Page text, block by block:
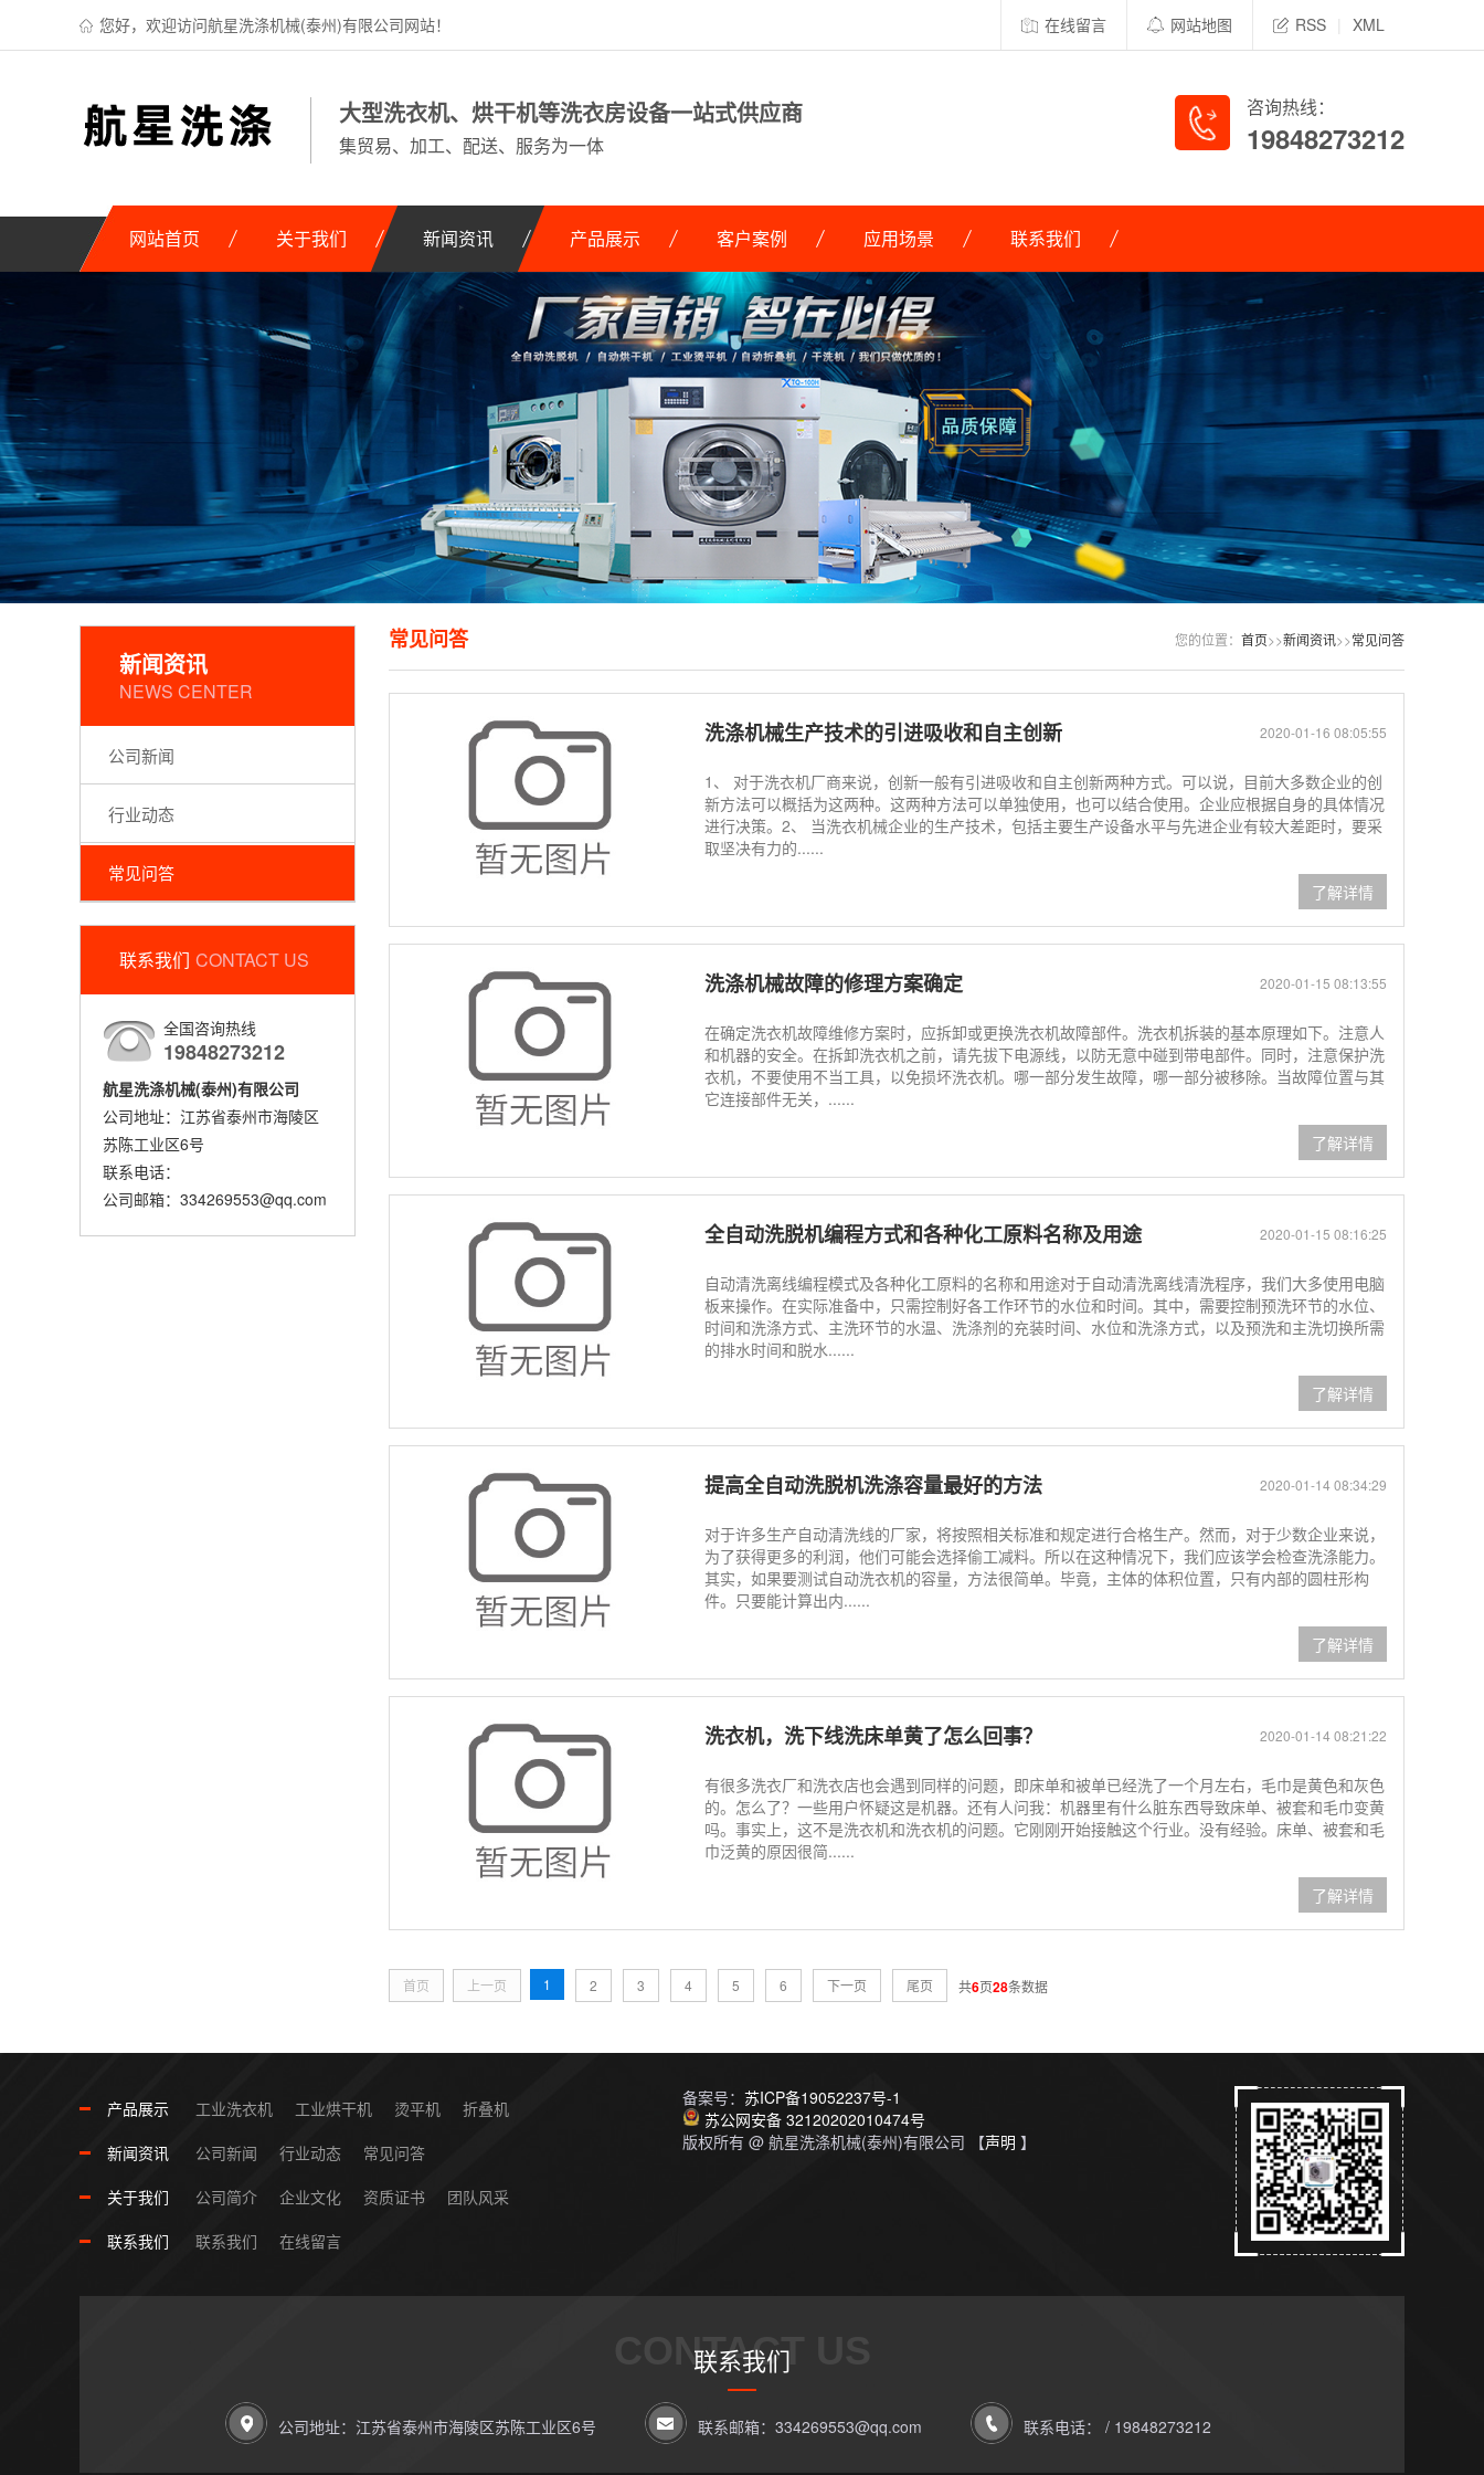
您好，欢迎访问航星洗涤机械(泰州)有限公司网站！ 在线留言 网站地图 RSS XML
大型洗衣机、烘干机等洗衣房设备一站式供应商
集贸易、加工、配送、服务为一体
咨询热线：
19848273212
网站首页 关于我们 新闻资讯 产品展示 客户案例 应用场景 联系我们
新闻资讯
NEWS CENTER
公司新闻
行业动态
常见问答
联系我们 CONTACT US
全国咨询热线
19848273212
航星洗涤机械(泰州)有限公司
公司地址：江苏省泰州市海陵区
苏陈工业区6号
联系电话：
公司邮箱：334269553@qq.com
您的位置： 首页>>新闻资讯>>常见问答
常见问答
2020-01-16 08:05:55
洗涤机械生产技术的引进吸收和自主创新
1、 对于洗衣机厂商来说，创新一般有引进吸收和自主创新两种方式。可以说，目前大多数企业的创
新方法可以概括为这两种。这两种方法可以单独使用，也可以结合使用。企业应根据自身的具体情况
进行决策。2、 当洗衣机械企业的生产技术，包括主要生产设备水平与先进企业有较大差距时，要采
取坚决有力的......
了解详情
2020-01-15 08:13:55
洗涤机械故障的修理方案确定
在确定洗衣机故障维修方案时，应拆卸或更换洗衣机故障部件。洗衣机拆装的基本原理如下。注意人
和机器的安全。在拆卸洗衣机之前，请先拔下电源线，以防无意中碰到带电部件。同时，注意保护洗
衣机，不要使用不当工具，以免损坏洗衣机。哪一部分发生故障，哪一部分被移除。当故障位置与其
它连接部件无关，......
了解详情
2020-01-15 08:16:25
全自动洗脱机编程方式和各种化工原料名称及用途
自动清洗离线编程模式及各种化工原料的名称和用途对于自动清洗离线清洗程序，我们大多使用电脑
板来操作。在实际准备中，只需控制好各工作环节的水位和时间。其中，需要控制预洗环节的水位、
时间和洗涤方式、主洗环节的水温、洗涤剂的充装时间、水位和洗涤方式，以及预洗和主洗切换所需
的排水时间和脱水......
了解详情
2020-01-14 08:34:29
提高全自动洗脱机洗涤容量最好的方法
对于许多生产自动清洗线的厂家，将按照相关标准和规定进行合格生产。然而，对于少数企业来说，
为了获得更多的利润，他们可能会选择偷工减料。所以在这种情况下，我们应该学会检查洗涤能力。
其实，如果要测试自动洗衣机的容量，方法很简单。毕竟，主体的体积位置，只有内部的圆柱形构
件。只要能计算出内......
了解详情
2020-01-14 08:21:22
洗衣机，洗下线洗床单黄了怎么回事？
有很多洗衣厂和洗衣店也会遇到同样的问题，即床单和被单已经洗了一个月左右，毛巾是黄色和灰色
的。怎么了？一些用户怀疑这是机器。还有人问我：机器里有什么脏东西导致床单、被套和毛巾变黄
吗。事实上，这不是洗衣机和洗衣机的问题。它刚刚开始接触这个行业。没有经验。床单、被套和毛
巾泛黄的原因很简......
了解详情
首页 上一页 1 2 3 4 5 6 下一页 尾页 共6页28条数据
产品展示 工业洗衣机 工业烘干机 烫平机
折叠机
新闻资讯
公司新闻 行业动态
常见问答
关于我们
公司简介 企业文化 资质证书
团队风采
联系我们
联系我们 在线留言
备案号： 苏ICP备19052237号-1
苏公网安备 32120202010474号
版权所有 @ 航星洗涤机械(泰州)有限公司 【声明 】
CONTACT US
联系我们
公司地址：江苏省泰州市海陵区苏陈工业区6号 联系邮箱：334269553@qq.com 联系电话： / 19848273212